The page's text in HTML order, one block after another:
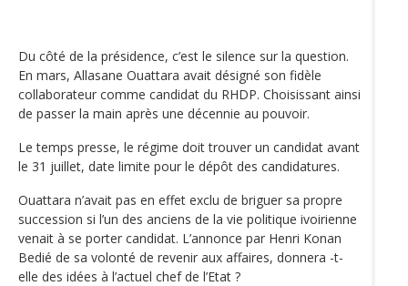
Du côté de la présidence, c’est le silence sur la question.
En mars, Allasane Ouattara avait désigné son fidèle
collaborateur comme candidat du RHDP. Choisissant ainsi
de passer la main après une décennie au pouvoir.
Le temps presse, le régime doit trouver un candidat avant
le 31 juillet, date limite pour le dépôt des candidatures.
Ouattara n’avait pas en effet exclu de briguer sa propre
succession si l’un des anciens de la vie politique ivoirienne
venait à se porter candidat. L’annonce par Henri Konan
Bedié de sa volonté de revenir aux affaires, donnera -t-
elle des idées à l’actuel chef de l’Etat ?